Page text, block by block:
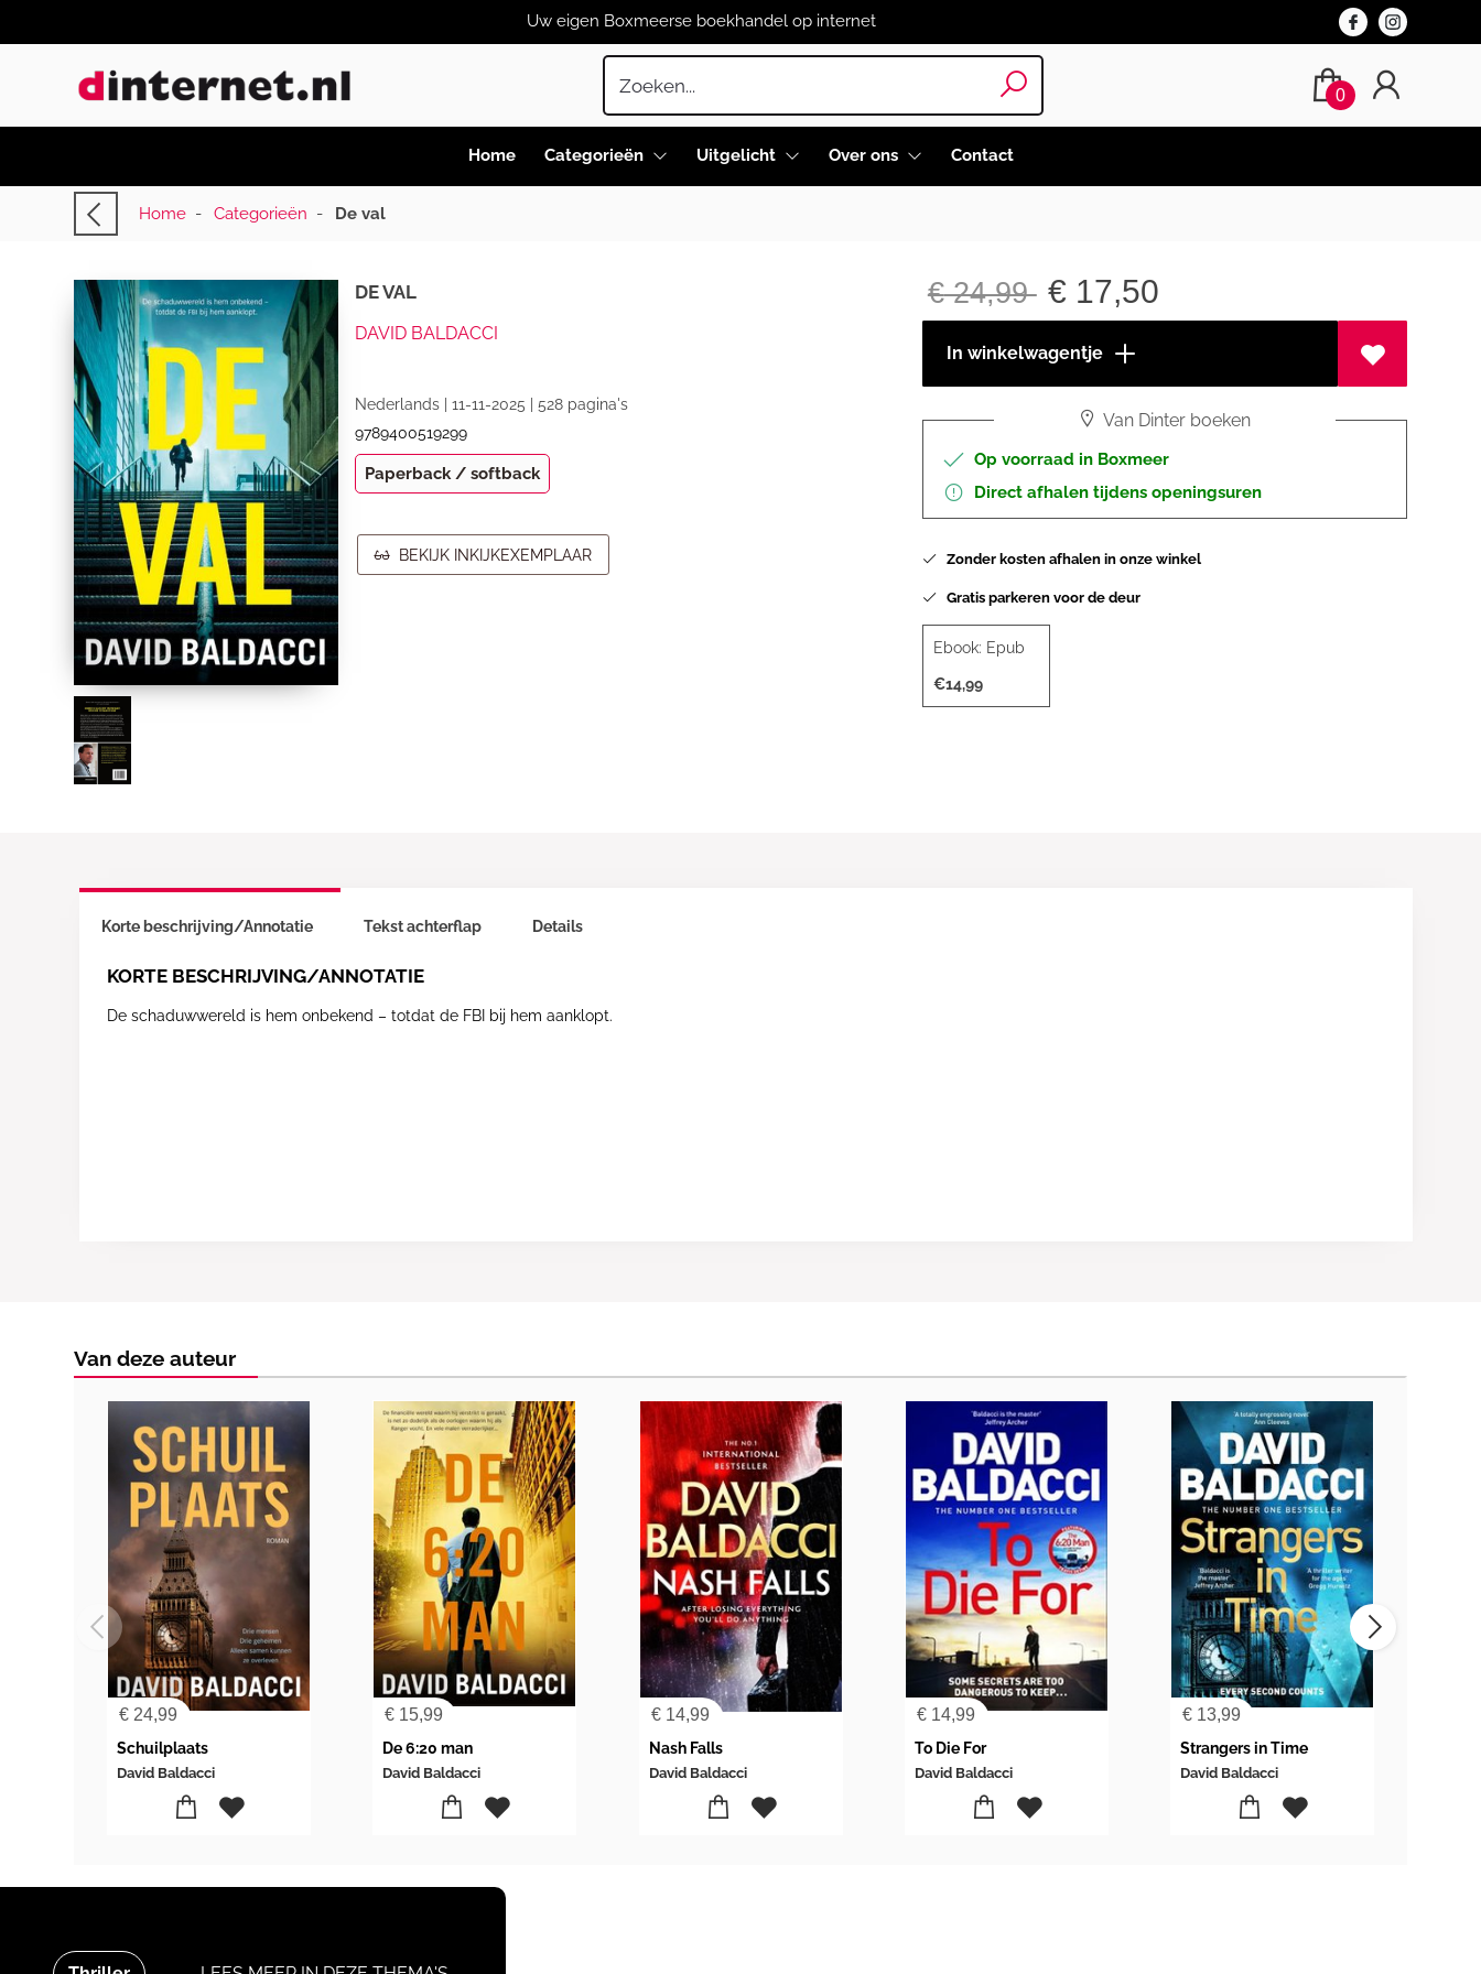
Uw eigen Boxmeerse boekhandel op internet
0
Home Categorieën Uitgelicht Over ons Contact
Home - Categorieën - De val
DE VAL
DAVID BALDACCI
Nederlands | 11-11-2025 | 528 pagina's
9789400519299
Paperback / softback
BEKIJK INKIJKEXEMPLAAR
€24,99 € 17,50
In winkelwagentje
Van Dinter boeken
Op voorraad in Boxmeer
Direct afhalen tijdens openingsuren
Zonder kosten afhalen in onze winkel
Gratis parkeren voor de deur
Ebook: Epub
€14,99
Korte beschrijving/Annotatie
KORTE BESCHRIJVING/ANNOTATIE
De schaduwwereld is hem onbekend – totdat de FBI bij hem aanklopt.
Tekst achterflap Details
Van deze auteur
€ 24,99
Schuilplaats
David Baldacci
€ 15,99
De 6:20 man
David Baldacci
€14,99
Nash Falls
David Baldacci
€14,99
To Die For
David Baldacci
€ 13,99
Strangers in Time
David Baldacci